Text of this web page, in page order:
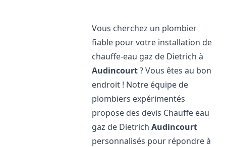
Vous cherchez un plombier
fiable pour votre installation de
chauffe-eau gaz de Dietrich à
Audincourt? Vous êtes au bon
endroit ! Notre équipe de
plombiers expérimentés
propose des devis Chauffe eau
gaz de DietrichAudincourt
personnalisés pour répondre à